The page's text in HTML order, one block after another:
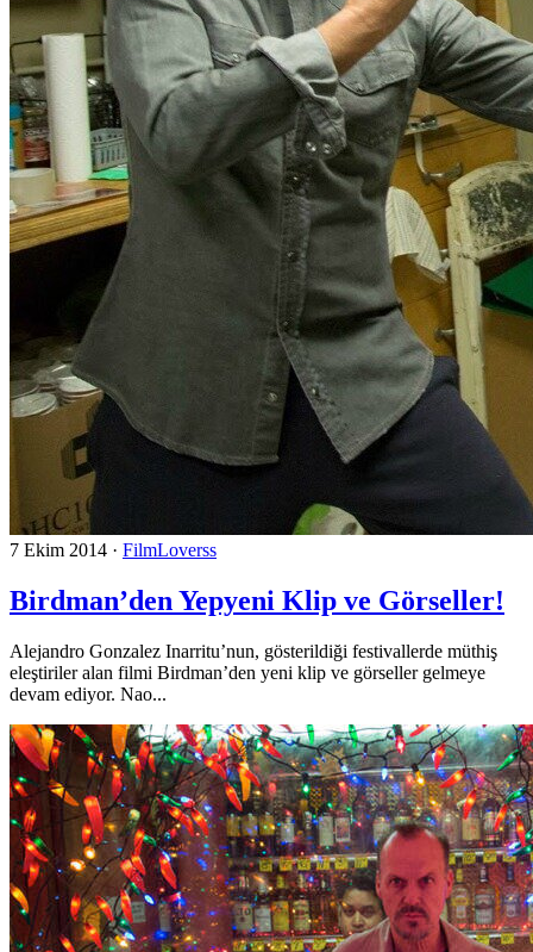
7 Ekim 2014 · FilmLoverss
Birdman’den Yepyeni Klip ve Görseller!
Alejandro Gonzalez Inarritu’nun, gösterildiği festivallerde müthiş
eleştiriler alan filmi Birdman’den yeni klip ve görseller gelmeye
devam ediyor. Nao...